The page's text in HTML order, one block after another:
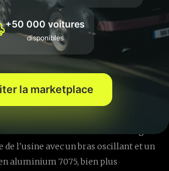
parMotoAmericade Krave Group
une invitation unique au
Laguna Seca et compte désormais
avec expositions en Europe et en
de l'usine avec un bras oscillant et un
aluminium 7075, bien plus
+50 000 voitures
disponibles
la marketplace